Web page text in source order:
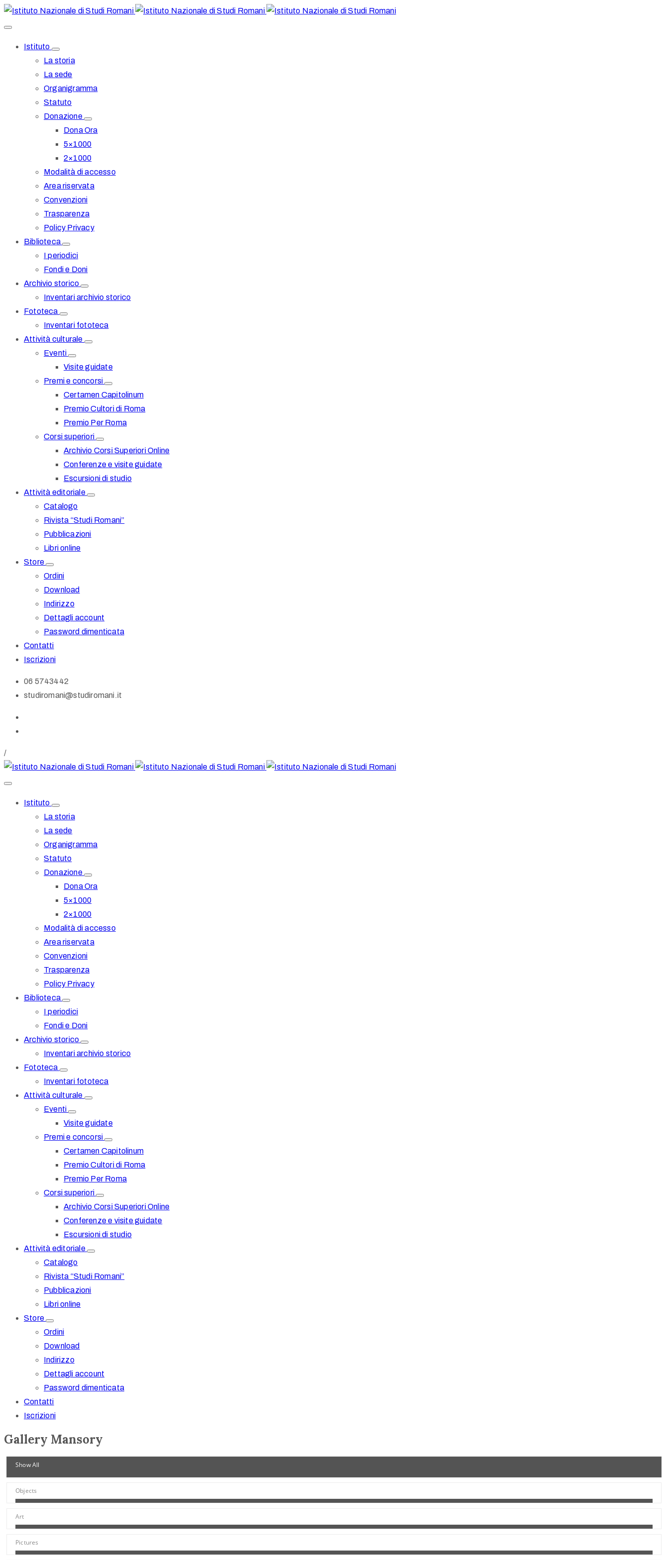
Istituto
La storia
La sede
Organigramma
Statuto
Donazione
Dona Ora
5×1000
2×1000
Modalità di accesso
Area riservata
Convenzioni
Trasparenza
Policy Privacy
Biblioteca
I periodici
Fondi e Doni
Archivio storico
Inventari archivio storico
Fototeca
Inventari fototeca
Attività culturale
Eventi
Visite guidate
Premi e concorsi
Certamen Capitolinum
Premio Cultori di Roma
Premio Per Roma
Corsi superiori
Archivio Corsi Superiori Online
Conferenze e visite guidate
Escursioni di studio
Attività editoriale
Catalogo
Rivista “Studi Romani”
Pubblicazioni
Libri online
Store
Ordini
Download
Indirizzo
Dettagli account
Password dimenticata
Contatti
Iscrizioni
06 5743442
studiromani@studiromani.it
/
Istituto
La storia
La sede
Organigramma
Statuto
Donazione
Dona Ora
5×1000
2×1000
Modalità di accesso
Area riservata
Convenzioni
Trasparenza
Policy Privacy
Biblioteca
I periodici
Fondi e Doni
Archivio storico
Inventari archivio storico
Fototeca
Inventari fototeca
Attività culturale
Eventi
Visite guidate
Premi e concorsi
Certamen Capitolinum
Premio Cultori di Roma
Premio Per Roma
Corsi superiori
Archivio Corsi Superiori Online
Conferenze e visite guidate
Escursioni di studio
Attività editoriale
Catalogo
Rivista “Studi Romani”
Pubblicazioni
Libri online
Store
Ordini
Download
Indirizzo
Dettagli account
Password dimenticata
Contatti
Iscrizioni
Gallery Mansory
Show All
Objects
Art
Pictures